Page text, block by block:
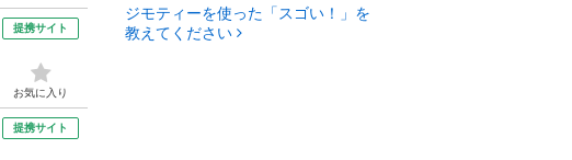
提携サイト
お気に入り
提携サイト
ジモティーを使った「スゴい！」を
教えてください